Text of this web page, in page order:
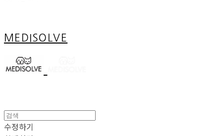
MEDISOLVE
수정하기